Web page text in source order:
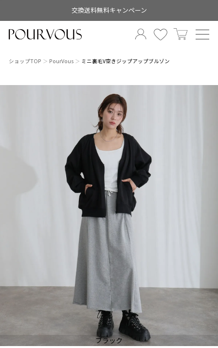
交換送料無料キャンペーン
ショップTOP PourVous ミニ裏毛V空きジップアップブルゾン
ブラック